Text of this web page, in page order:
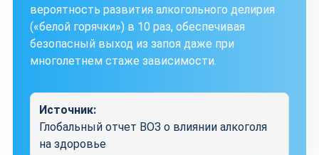
вероятность развития алкогольного делирия
(«белой горячки») в 10 раз, обеспечивая
безопасный выход из запоя даже при
многолетнем стаже зависимости.
Источник:
Глобальный отчет ВОЗ о влиянии алкоголя
на здоровье